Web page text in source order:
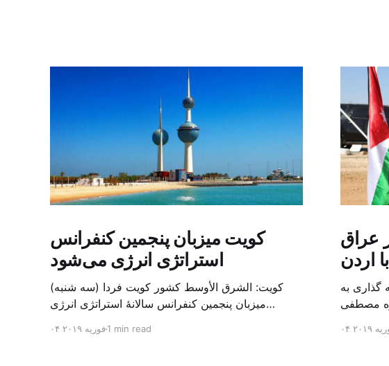
کویت میزبان پنجمین کنفرانس
استراتژی انرژی می‌شود
کویت: الشرق الأوسط کشور کویت فردا (سه شنبه)
میزبان پنجمین کنفرانس سالانهٔ استراتژی انرژی
الشرق الاوسط، حدود ۳۰۰ متخصص از شرکت‌های
۰۴ فوریه ۲۰۱۹1 min read
عراق
اردن
گذاری به
مصطفی
عراق و
۲۰۱۹